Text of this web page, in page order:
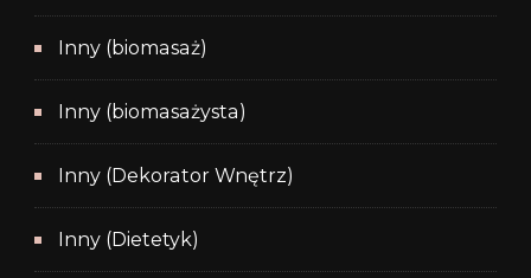
Inny (biomasaż)
Inny (biomasażysta)
Inny (Dekorator Wnętrz)
Inny (Dietetyk)